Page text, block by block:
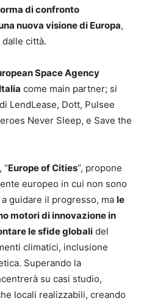
di confronto
nuova visione di Europa,
città.
Space Agency
come main partner; si
LendLease, Dott, Pulsee
Never Sleep, e Save the
“Europe of Cities“, propone
europeo in cui non sono
guidare il progresso, ma le
motori di innovazione in
le sfide globali del
climatici, inclusione
Superando la
su casi studio,
locali realizzabili, creando